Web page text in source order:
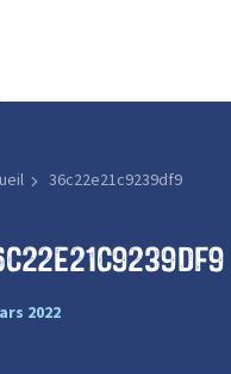
36c22e21c9239df9
2022